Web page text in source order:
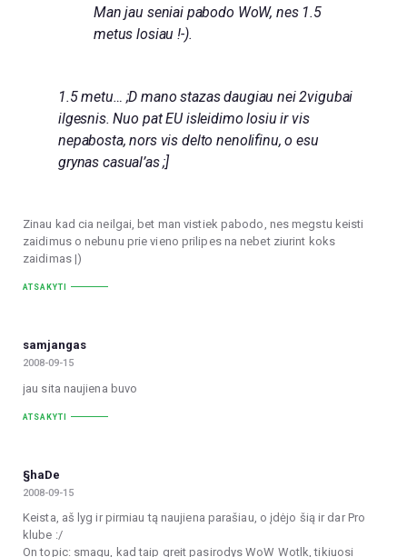
Man jau seniai pabodo WoW, nes 1.5
metus losiau !-).
1.5 metu… ;D mano stazas daugiau nei 2vigubai
ilgesnis. Nuo pat EU isleidimo losiu ir vis
nepabosta, nors vis delto nenolifinu, o esu
grynas casual’as ;]
Zinau kad cia neilgai, bet man vistiek pabodo, nes megstu keisti
zaidimus o nebunu prie vieno prilipes na nebet ziurint koks
zaidimas |)
ATSAKYTI
samjangas
2008-09-15
jau sita naujiena buvo
ATSAKYTI
§haDe
2008-09-15
Keista, aš lyg ir pirmiau tą naujiena parašiau, o įdėjo šią ir dar Pro
klube :/
On topic: smagu, kad taip greit pasirodys WoW Wotlk, tikiuosi